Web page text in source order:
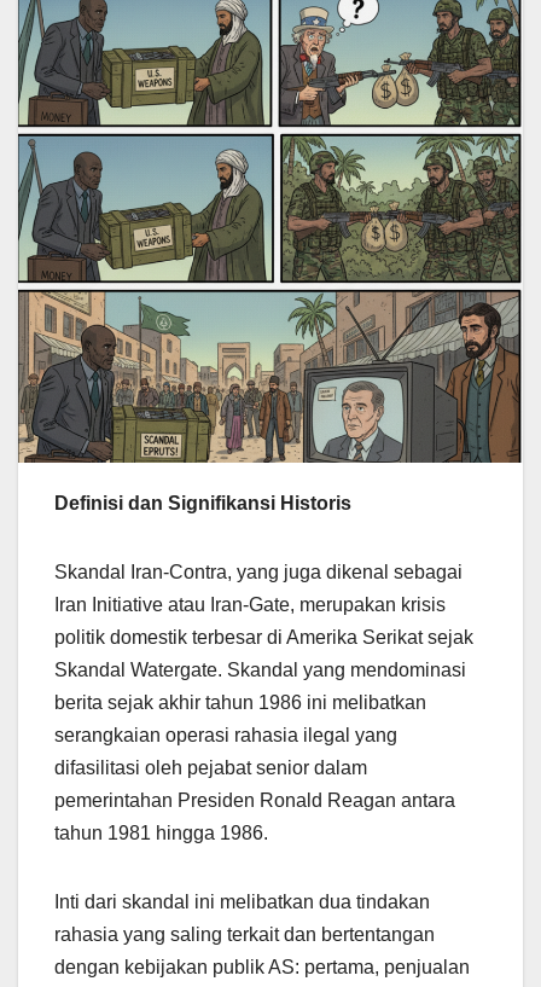
Definisi dan Signifikansi Historis
Skandal Iran-Contra, yang juga dikenal sebagai
Iran Initiative atau Iran-Gate, merupakan krisis
politik domestik terbesar di Amerika Serikat sejak
Skandal Watergate. Skandal yang mendominasi
berita sejak akhir tahun 1986 ini melibatkan
serangkaian operasi rahasia ilegal yang
difasilitasi oleh pejabat senior dalam
pemerintahan Presiden Ronald Reagan antara
tahun 1981 hingga 1986.
Inti dari skandal ini melibatkan dua tindakan
rahasia yang saling terkait dan bertentangan
dengan kebijakan publik AS: pertama, penjualan